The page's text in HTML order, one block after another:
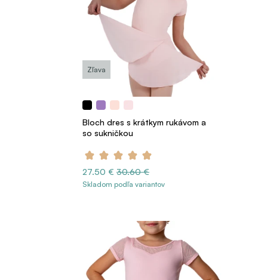
Zľava
Bloch dres s krátkym rukávom a
so sukničkou
27.50 € 30.60 €
Skladom podľa variantov